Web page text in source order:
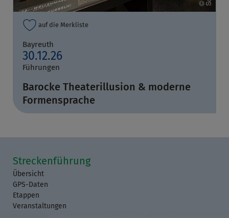
auf die Merkliste
Bayreuth
30.12.26
Führungen
Barocke Theaterillusion & moderne
Formensprache
Streckenführung
Übersicht
GPS-Daten
Etappen
Veranstaltungen